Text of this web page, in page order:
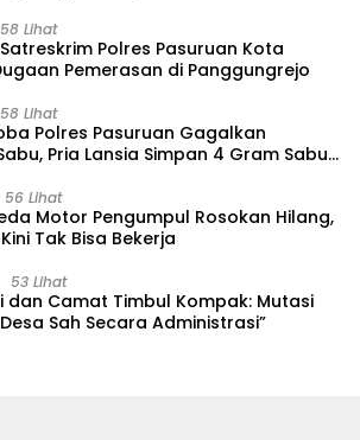
58 Lihat
Polres Pasuruan Kota
Pemerasan di Panggungrejo
58 Lihat
Polres Pasuruan Gagalkan
Pria Lansia Simpan 4 Gram Sabu
56 Lihat
Motor Pengumpul Rosokan Hilang,
Tak Bisa Bekerja
53 Lihat
dan Camat Timbul Kompak: Mutasi
Sah Secara Administrasi”